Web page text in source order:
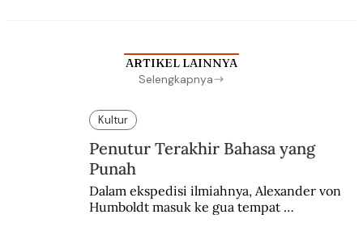
ARTIKEL LAINNYA
Selengkapnya
Kultur
Penutur Terakhir Bahasa yang
Punah
Dalam ekspedisi ilmiahnya, Alexander von
Humboldt masuk ke gua tempat